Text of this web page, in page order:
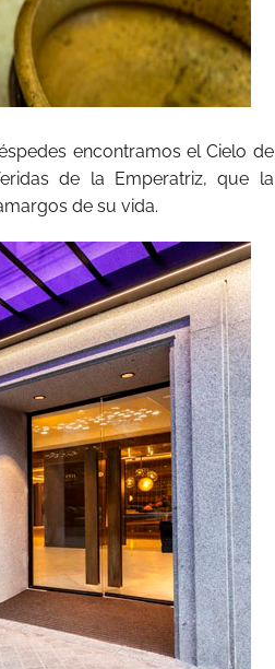
encontramos el Cielo de
de la Emperatriz, que la
de su vida.